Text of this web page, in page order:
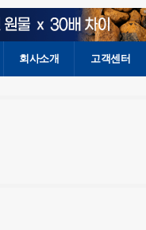
회사소개 고객센터